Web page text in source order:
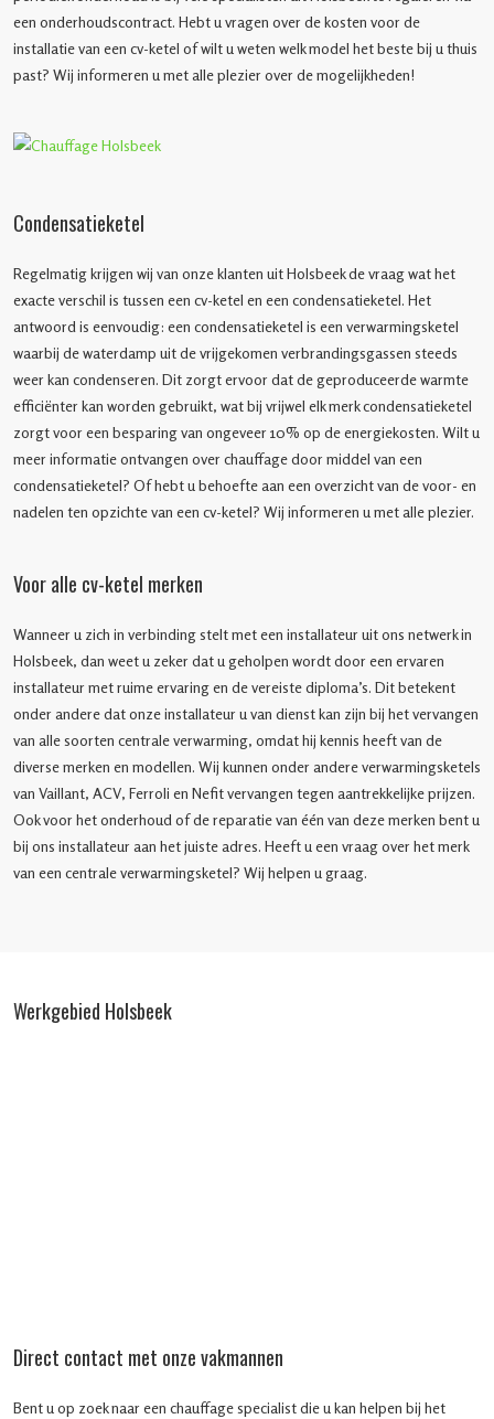
een onderhoudscontract. Hebt u vragen over de kosten voor de
installatie van een cv-ketel of wilt u weten welk model het beste bij u thuis
past? Wij informeren u met alle plezier over de mogelijkheden!
Condensatieketel
Regelmatig krijgen wij van onze klanten uit Holsbeek de vraag wat het
exacte verschil is tussen een cv-ketel en een condensatieketel. Het
antwoord is eenvoudig: een condensatieketel is een verwarmingsketel
waarbij de waterdamp uit de vrijgekomen verbrandingsgassen steeds
weer kan condenseren. Dit zorgt ervoor dat de geproduceerde warmte
efficiënter kan worden gebruikt, wat bij vrijwel elk merk condensatieketel
zorgt voor een besparing van ongeveer 10% op de energiekosten. Wilt u
meer informatie ontvangen over chauffage door middel van een
condensatieketel? Of hebt u behoefte aan een overzicht van de voor- en
nadelen ten opzichte van een cv-ketel? Wij informeren u met alle plezier.
Voor alle cv-ketel merken
Wanneer u zich in verbinding stelt met een installateur uit ons netwerk in
Holsbeek, dan weet u zeker dat u geholpen wordt door een ervaren
installateur met ruime ervaring en de vereiste diploma’s. Dit betekent
onder andere dat onze installateur u van dienst kan zijn bij het vervangen
van alle soorten centrale verwarming, omdat hij kennis heeft van de
diverse merken en modellen. Wij kunnen onder andere verwarmingsketels
van Vaillant, ACV, Ferroli en Nefit vervangen tegen aantrekkelijke prijzen.
Ook voor het onderhoud of de reparatie van één van deze merken bent u
bij ons installateur aan het juiste adres. Heeft u een vraag over het merk
van een centrale verwarmingsketel? Wij helpen u graag.
Werkgebied Holsbeek
Direct contact met onze vakmannen
Bent u op zoek naar een chauffage specialist die u kan helpen bij het